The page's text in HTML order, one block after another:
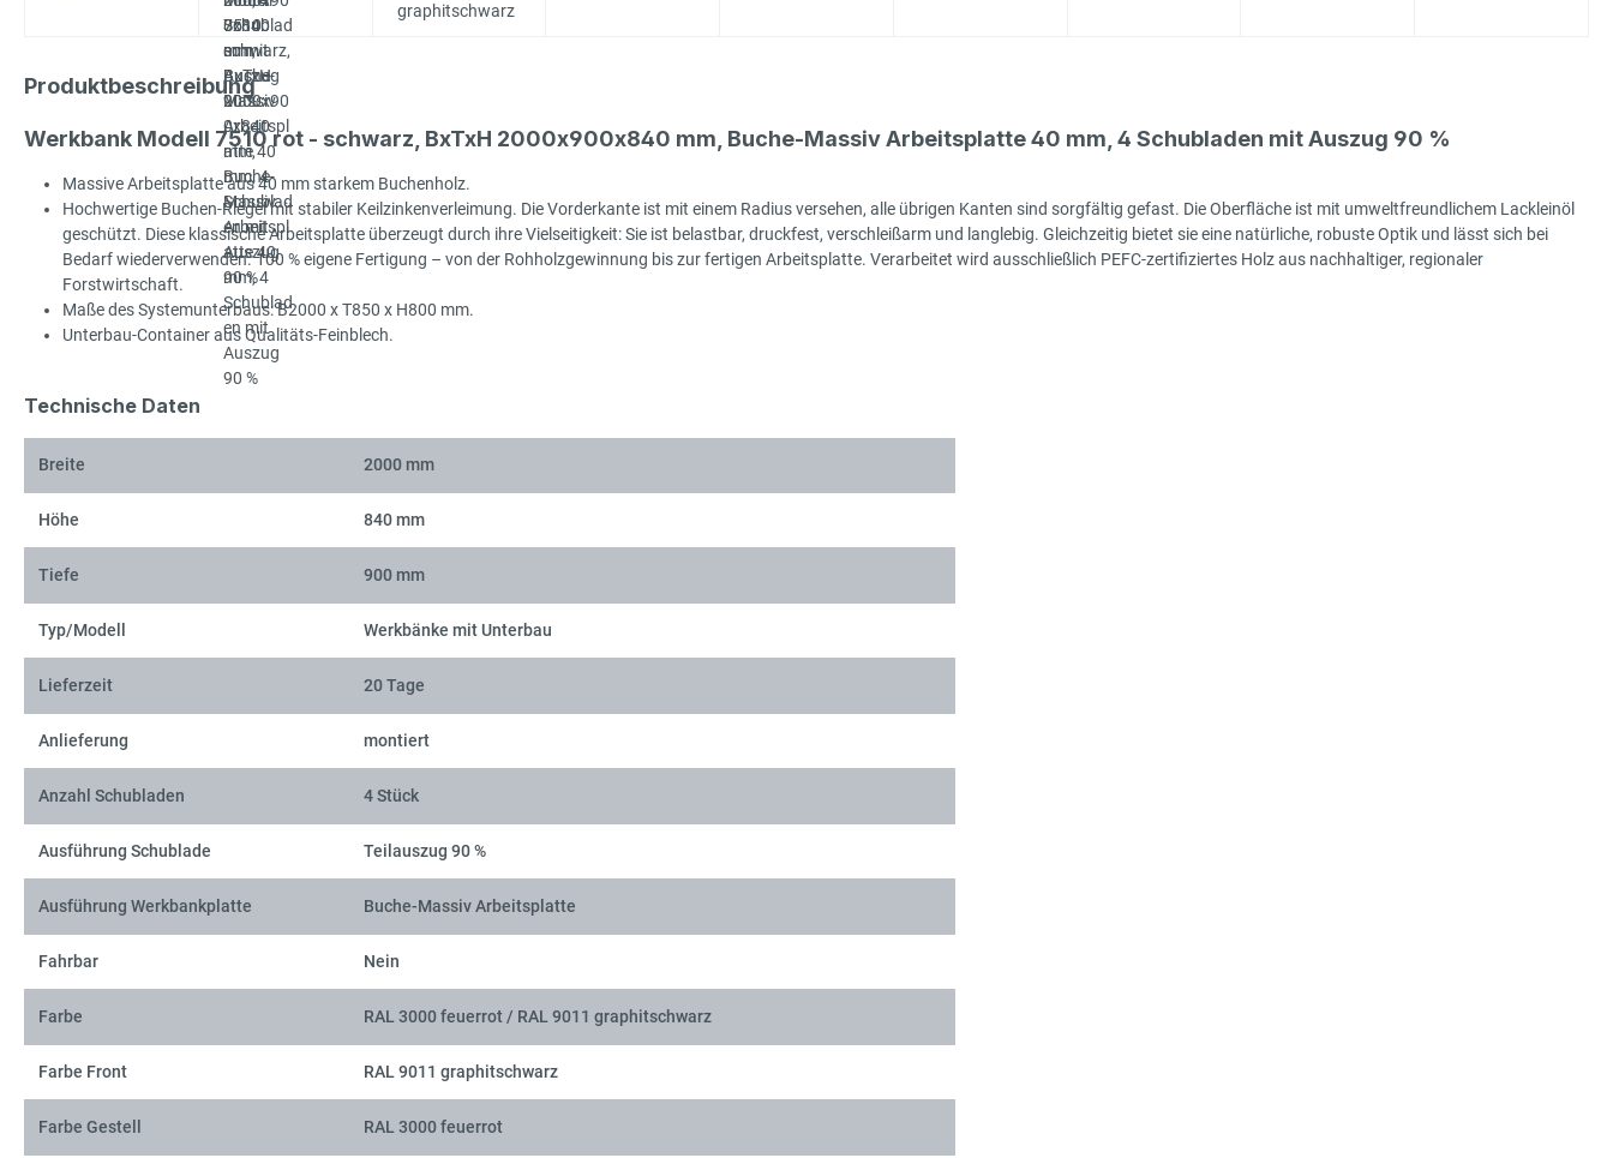
graphitschwarz
Produktbeschreibung
Werkbank Modell 7510 rot - schwarz, BxTxH 2000x900x840 mm, Buche-Massiv Arbeitsplatte 40 mm, 4 Schubladen mit Auszug 90 %
Massive Arbeitsplatte aus 40 mm starkem Buchenholz.
Hochwertige Buchen-Riegel mit stabiler Keilzinkenverleimung. Die Vorderkante ist mit einem Radius versehen, alle übrigen Kanten sind sorgfältig gefast. Die Oberfläche ist mit umweltfreundlichem Lackleinöl
geschützt. Diese klassische Arbeitsplatte überzeugt durch ihre Vielseitigkeit: Sie ist belastbar, druckfest, verschleißarm und langlebig. Gleichzeitig bietet sie eine natürliche, robuste Optik und lässt sich bei
Bedarf wiederverwenden. 100 % eigene Fertigung – von der Rohholzgewinnung bis zur fertigen Arbeitsplatte. Verarbeitet wird ausschließlich PEFC-zertifiziertes Holz aus nachhaltiger, regionaler
Forstwirtschaft.
Maße des Systemunterbaus: B2000 x T850 x H800 mm.
Unterbau-Container aus Qualitäts-Feinblech.
Technische Daten
Breite 2000 mm
Höhe 840 mm
Tiefe 900 mm
Typ/Modell Werkbänke mit Unterbau
Lieferzeit 20 Tage
Anlieferung montiert
Anzahl Schubladen 4 Stück
Ausführung Schublade Teilauszug 90 %
Ausführung Werkbankplatte Buche-Massiv Arbeitsplatte
Fahrbar Nein
Farbe RAL 3000 feuerrot / RAL 9011 graphitschwarz
Farbe Front RAL 9011 graphitschwarz
Farbe Gestell RAL 3000 feuerrot